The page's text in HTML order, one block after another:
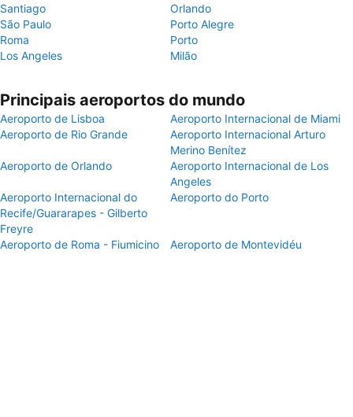
Santiago
Orlando
São Paulo
Porto Alegre
Roma
Porto
Los Angeles
Milão
Principais aeroportos do mundo
Aeroporto de Lisboa
Aeroporto Internacional de Miami
Aeroporto de Rio Grande
Aeroporto Internacional Arturo
Merino Benítez
Aeroporto de Orlando
Aeroporto Internacional de Los
Angeles
Aeroporto Internacional do
Recife/Guararapes - Gilberto
Freyre
Aeroporto do Porto
Aeroporto de Roma - Fiumicino Aeroporto de Montevidéu